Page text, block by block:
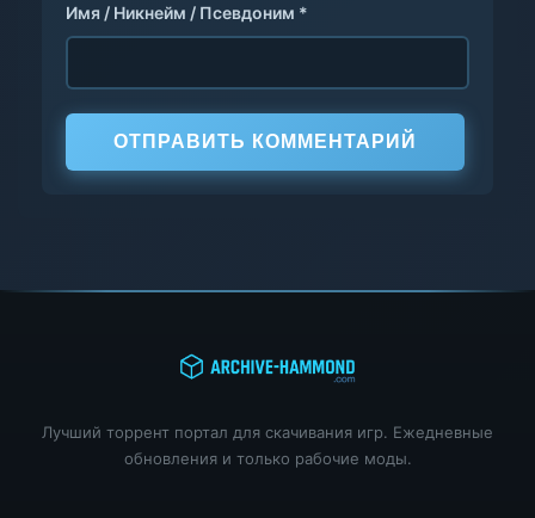
Имя / Никнейм / Псевдоним *
ОТПРАВИТЬ КОММЕНТАРИЙ
Лучший торрент портал для скачивания игр. Ежедневные
обновления и только рабочие моды.